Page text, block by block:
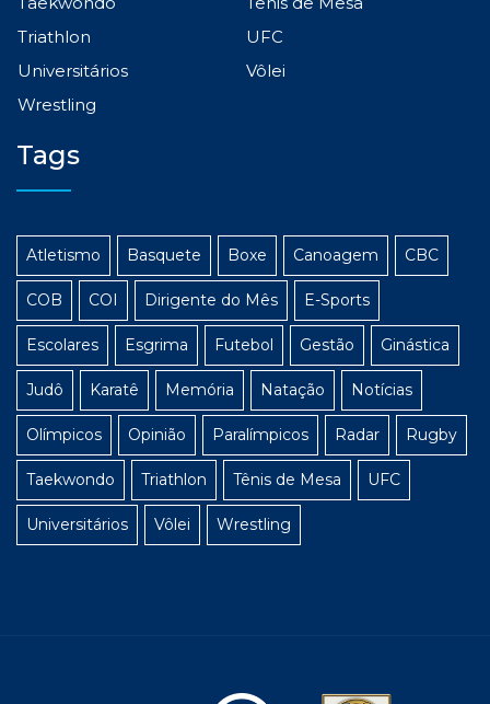
Triathlon
UFC
Universitários
Vôlei
Wrestling
Tags
Atletismo Basquete Boxe Canoagem CBC
COB COI Dirigente do Mês E-Sports
Escolares Esgrima Futebol Gestão Ginástica
Judô Karatê Memória Natação Notícias
Olímpicos Opinião Paralímpicos Radar Rugby
Taekwondo Triathlon Tênis de Mesa UFC
Universitários Vôlei Wrestling